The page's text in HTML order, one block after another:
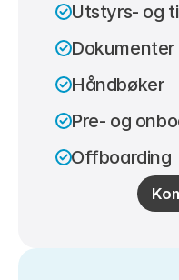
Utstyrs- og
Dokumenter
Håndbøker
Pre- og
Offboarding